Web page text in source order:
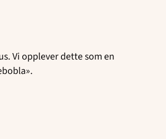
Vi opplever dette som en